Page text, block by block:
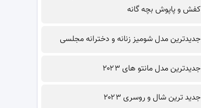
کفش و پاپوش بچه گانه
جدیدترین مدل شومیز زنانه و دخترانه مجلسی
جدیدترین مدل مانتو های ۲۰۲۳
جدید ترین شال و روسری ۲۰۲۳